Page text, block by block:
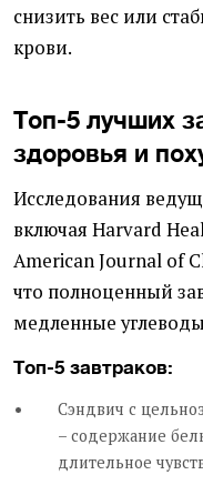
снизить вес или
крови.
Топ-5 лучших
здоровья и
Исследования
включая Harvard
American Journal of
что полноценный
медленные
Топ-5 завтраков:
Сэндвич с
– содержание
длительное